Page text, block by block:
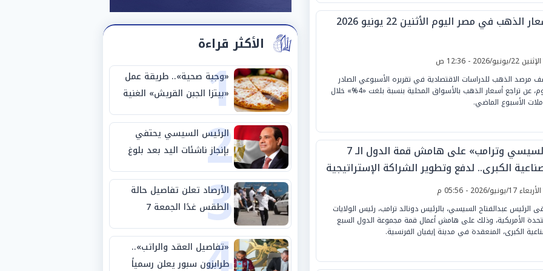
الذهب في مصر اليوم الأثنين 22 يونيو 2026
الإثنين 22/يونيو/2026 - 12:36 ص
مرصد الذهب للدراسات الاقتصادية في تقريره الأسبوعي الصادر
اليوم، عن تراجع أسعار الذهب بالأسواق المحلية بنسبة بلغت «4%» خلال
الأسبوع الماضي.
«السيسي وترامب» على هامش قمة الدول الـ 7
الكبرى.. لدفع وتطوير الشراكة الإستراتيجية
البلدين
الأربعاء 17/يونيو/2026 - 05:56 م
الرئيس عبدالفتاح السيسي، بالرئيس دونالد ترامب، رئيس الولايات
الأمريكية، وذلك على هامش أعمال قمة مجموعة الدول السبع
الكبرى، المنعقدة في مدينة إيفيان الفرنسية.
الأكثر قراءة
1
«وجبة صحية».. طريقة عمل
«بيتزا الجبن القريش» الغنية
بالبروتين
2
الرئيس السيسي يحتفي
بإنجاز ناشئات اليد بعد بلوغ
نصف نهائي كأس العالم
3
الأرصاد تعلن تفاصيل حالة
الطقس غدًا الجمعة 7
أغسطس 2026
«تفاصيل العقد والراتب»..
طرابزون سبور يعلن رسمياً